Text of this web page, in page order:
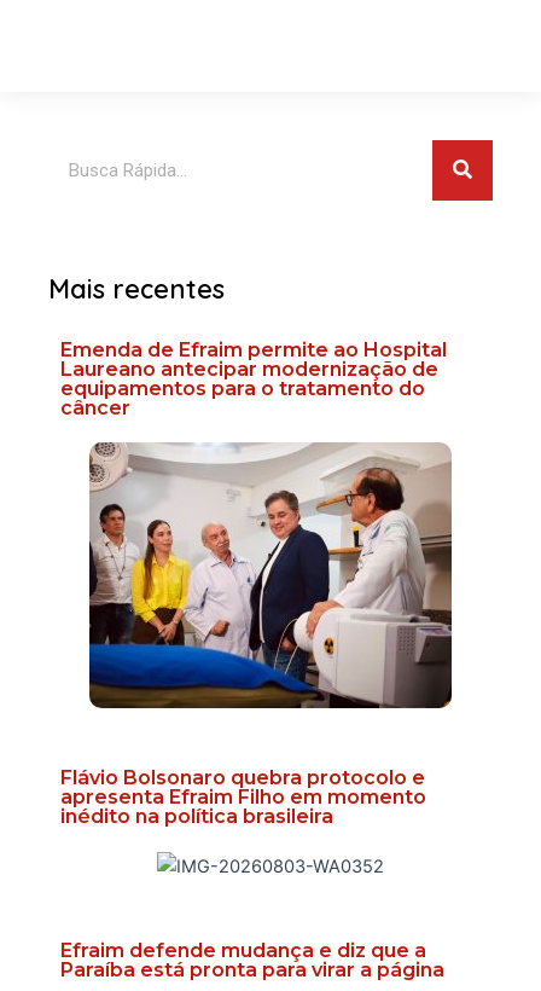
Mais recentes
Emenda de Efraim permite ao Hospital
Laureano antecipar modernização de
equipamentos para o tratamento do
câncer
Flávio Bolsonaro quebra protocolo e
apresenta Efraim Filho em momento
inédito na política brasileira
Efraim defende mudança e diz que a
Paraíba está pronta para virar a página